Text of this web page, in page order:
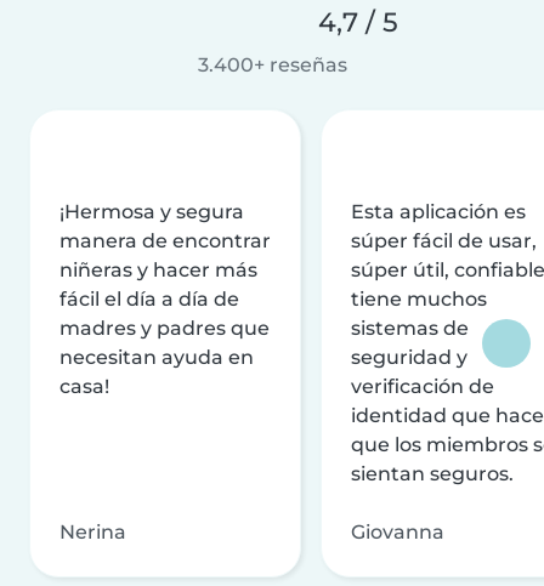
4,7 / 5
3.400+ reseñas
¡Hermosa y segura
manera de encontrar
niñeras y hacer más
fácil el día a día de
madres y padres que
necesitan ayuda en
casa!
Nerina
Esta aplicación es
súper fácil de usar,
súper útil,
tiene muchos
sistemas de
seguridad y
verificación de
identidad que
que los miembros
sientan seguros.
Giovanna